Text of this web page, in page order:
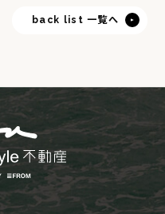
back list 一覧へ